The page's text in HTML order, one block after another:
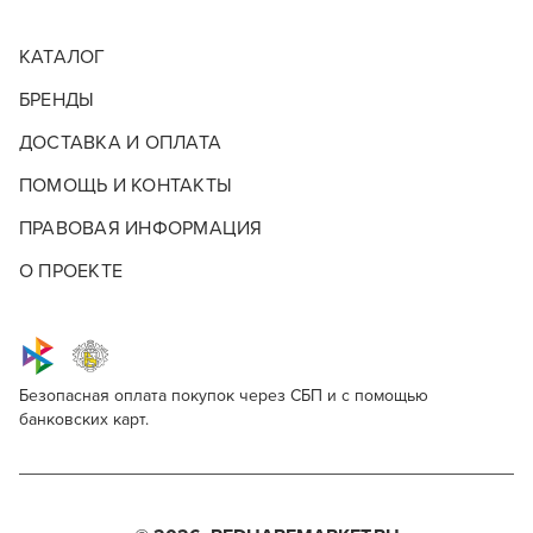
КАТАЛОГ
БРЕНДЫ
ДОСТАВКА И ОПЛАТА
ПОМОЩЬ И КОНТАКТЫ
ПРАВОВАЯ ИНФОРМАЦИЯ
О ПРОЕКТЕ
Безопасная оплата покупок через СБП и с помощью
банковских карт.